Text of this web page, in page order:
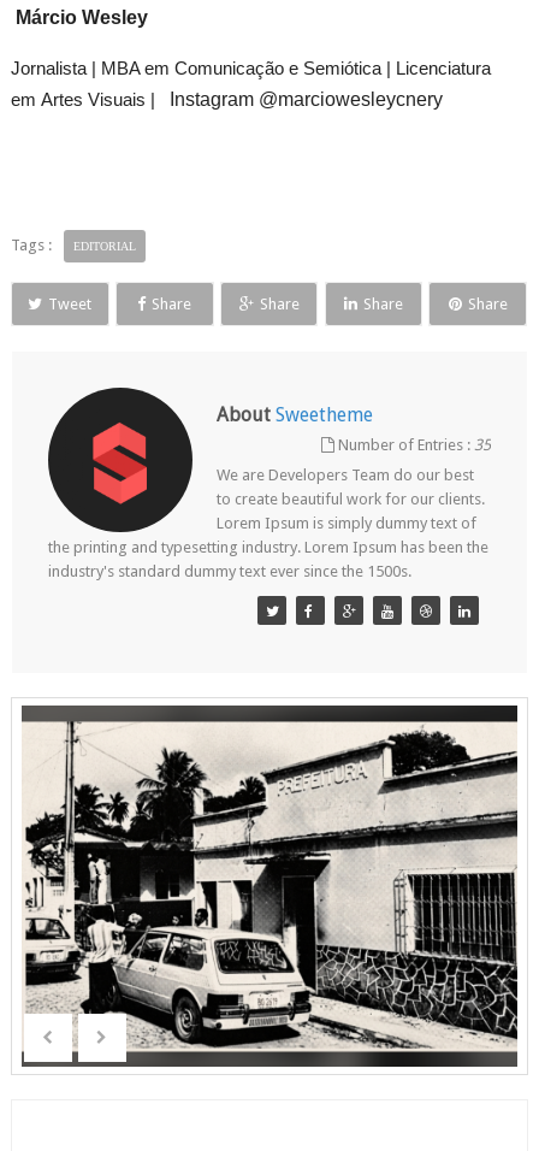
Márcio Wesley
Jornalista | MBA em Comunicação e Semiótica | Licenciatura
em Artes Visuais |
Instagram @marciowesleycnery
Tags : EDITORIAL
Tweet Share Share Share Share
About Sweetheme
Number of Entries :35
We are Developers Team do our best
to create beautiful work for our clients.
Lorem Ipsum is simply dummy text of
the printing and typesetting industry. Lorem Ipsum has been the
industry's standard dummy text ever since the 1500s.